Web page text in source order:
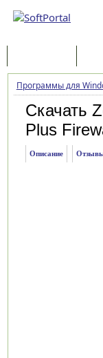
Программы для
Скачать
Plus
Описание